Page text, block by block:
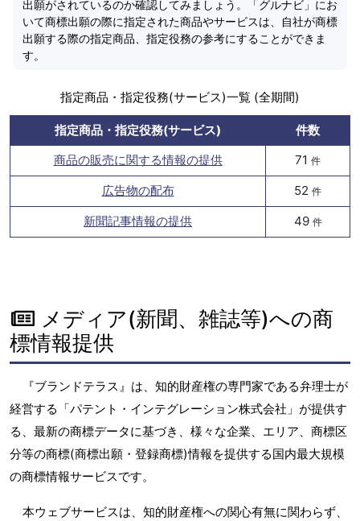
出願がされているのか確認してみましょう。「グルナビ」にお
いて商標出願の際に指定された商品やサービスは、自社が商標
出願する際の指定商品、指定役務の参考にすることができま
す。
指定商品・指定役務(サービス)一覧 (全期間)
指定商品・指定役務(サービス)
件数
商品の販売に関する情報の提供
71 件
広告物の配布 52 件
新聞記事情報の提供 49 件
メディア(新聞、雑誌等)への商
標情報提供
『ブランドテラス』は、知的財産権の専門家である弁理士が
経営する「パテント・インテグレーション株式会社」が提供す
る、最新の商標データに基づき、様々な企業、エリア、商標区
分等の商標(商標出願・登録商標)情報を提供する国内最大規模
の商標情報サービスです。
本ウェブサービスは、知的財産権への関心有無に関わらず、